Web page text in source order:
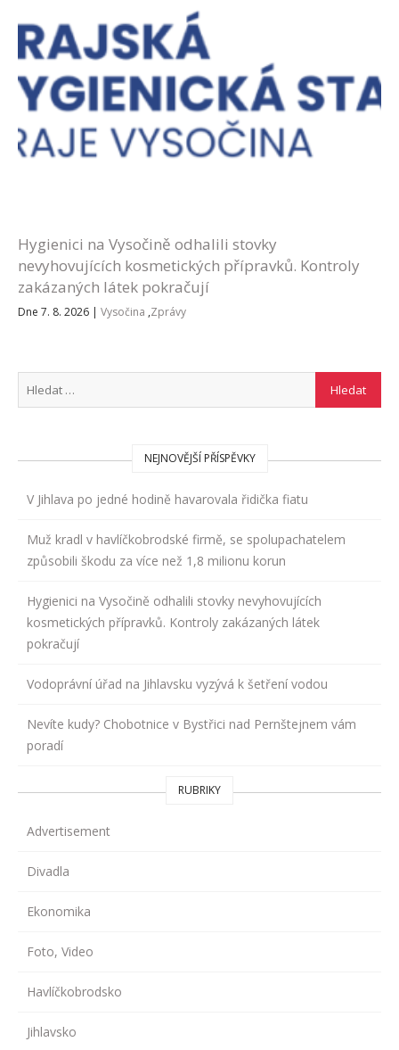
Hygienici na Vysočině odhalili stovky
nevyhovujících kosmetických přípravků. Kontroly
zakázaných látek pokračují
Dne 7. 8. 2026 | Vysočina ,Zprávy
NEJNOVĚJŠÍ PŘÍSPĚVKY
V Jihlava po jedné hodině havarovala řidička fiatu
Muž kradl v havlíčkobrodské firmě, se spolupachatelem
způsobili škodu za více než 1,8 milionu korun
Hygienici na Vysočině odhalili stovky nevyhovujících
kosmetických přípravků. Kontroly zakázaných látek
pokračují
Vodoprávní úřad na Jihlavsku vyzývá k šetření vodou
Nevíte kudy? Chobotnice v Bystřici nad Pernštejnem vám
poradí
RUBRIKY
Advertisement
Divadla
Ekonomika
Foto, Video
Havlíčkobrodsko
Jihlavsko